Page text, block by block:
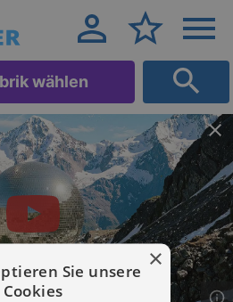
wählen
×
Sie unsere
Cookies